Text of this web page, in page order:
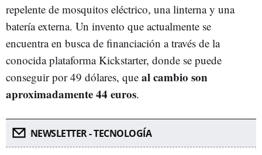
repelente de mosquitos eléctrico, una linterna y una
batería externa. Un invento que actualmente se
encuentra en busca de financiación a través de la
conocida plataforma Kickstarter, donde se puede
conseguir por 49 dólares, que al cambio son
aproximadamente 44 euros.
NEWSLETTER - TECNOLOGÍA